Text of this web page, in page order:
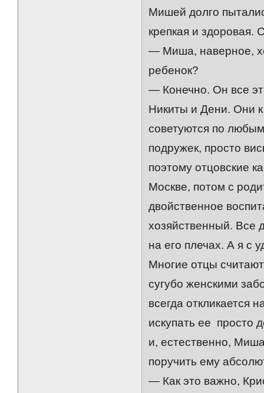
Мишей долго
крепкая и здоровая.
— Миша, наверное,
ребенок?
— Конечно. Он все
Никиты и Дени. Они к
советуются по
подружек, просто
поэтому отцовские
Москве, потом с
двойственное
хозяйственный. Все
на его плечах. А я с
Многие отцы
сугубо женскими
всегда откликается
искупать ее просто
и, естественно,
поручить ему
— Как это важно,